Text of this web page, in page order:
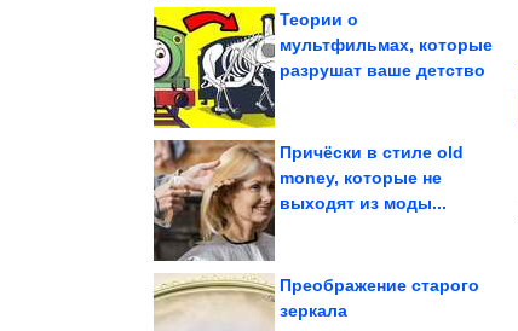
Теории о
мультфильмах, которые
разрушат ваше детство
Как их исправить за 1
Причёски в стиле old
money, которые не
выходят из моды...
Преображение старого
зеркала